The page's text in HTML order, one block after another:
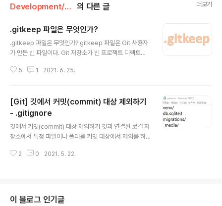
Development/Git 의 다른 글 더보기
.gitkeep 파일은 무엇인가?
.gitkeep 파일은 무엇인가? gitkeep 파일은 Git 사용자
가 만든 빈 파일이다. Git 저장소가 빈 프로젝트 디렉토리
밋을 하려고 하면 Git 저장소에 A폴더가 커밋되지 않는다.
삭제되더라도 gitkeep 파일이 있으면 B폴더는 커밋할 때
없어지지 않고 유지된다. gitkeep 비어있는 폴더 커밋 가
능 https://whatext.com/ko/gitkeep GITKEEP 파일
확장자-여는 방법? GITKEEP는 Git Keep File입니다.
GITKEEP 파일은 Git 사용자가 생성하는 빈 파일로, Git
리포지토리는 ..
5 1 2021. 6. 25.
[Git] 깃에서 커밋(commit) 대상 제외하기
- .gitignore
깃에서 커밋(commit) 대상 제외하기 깃과 연결된 로컬 저
장소에서 특정 파일이나 폴더를 커밋 대상에서 제외를 하
을 생성하는 방법으로는 GitHub에서 repository를 생성
하고 싶은 폴더나 파일을 입력해주면 된다. devbirdfeet.
2 0 2021. 5. 22.
이 블로그 인기글